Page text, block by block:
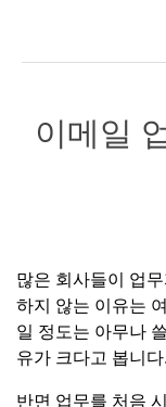
이메일
많은 회사들이 업
하지 않는 이유는
일 정도는 아무나
유가 크다고 봅니다.
반면 업무를 처음